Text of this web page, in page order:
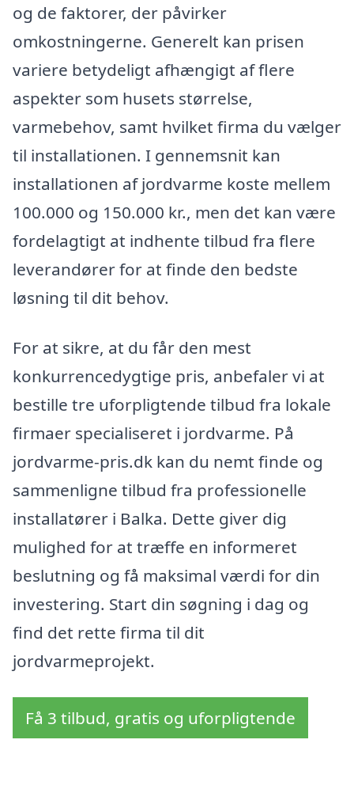
og de faktorer, der påvirker
omkostningerne. Generelt kan prisen
variere betydeligt afhængigt af flere
aspekter som husets størrelse,
varmebehov, samt hvilket firma du vælger
til installationen. I gennemsnit kan
installationen af jordvarme koste mellem
100.000 og 150.000 kr., men det kan være
fordelagtigt at indhente tilbud fra flere
leverandører for at finde den bedste
løsning til dit behov.
For at sikre, at du får den mest
konkurrencedygtige pris, anbefaler vi at
bestille tre uforpligtende tilbud fra lokale
firmaer specialiseret i jordvarme. På
jordvarme-pris.dk kan du nemt finde og
sammenligne tilbud fra professionelle
installatører i Balka. Dette giver dig
mulighed for at træffe en informeret
beslutning og få maksimal værdi for din
investering. Start din søgning i dag og
find det rette firma til dit
jordvarmeprojekt.
Få 3 tilbud, gratis og uforpligtende